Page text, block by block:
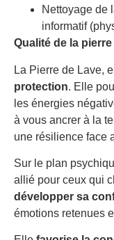
Nettoyage de
informatif
Qualité de la pierre
La Pierre de Lave,
protection. Elle
les énergies
à vous ancrer à la
une résilience face
Sur le plan
allié pour ceux qui
développer sa
émotions retenues